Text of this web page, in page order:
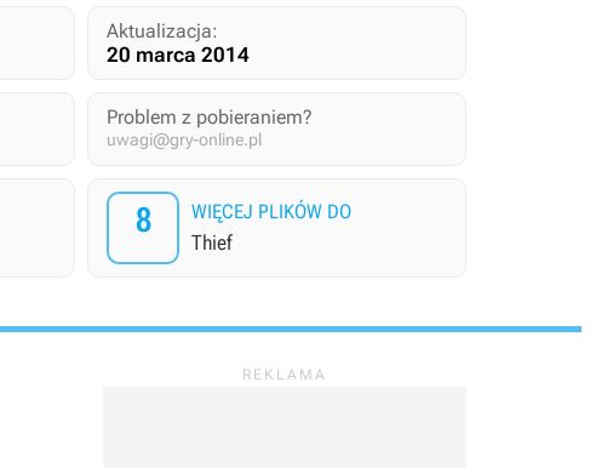
Aktualizacja:
20 marca 2014
Problem z pobieraniem?
uwagi@gry-online.pl
8 WIĘCEJ PLIKÓW DO
Thief